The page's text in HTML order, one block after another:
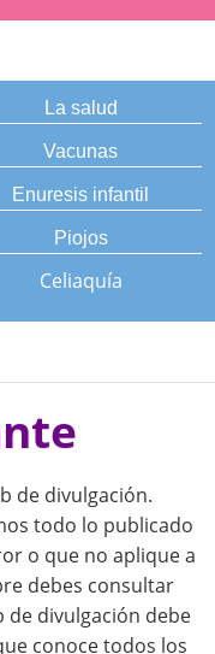
La salud
Vacunas
Enuresis infantil
Piojos
Celiaquía
de divulgación.
todo lo publicado
o que no aplique a
debes consultar
de divulgación debe
conoce todos los